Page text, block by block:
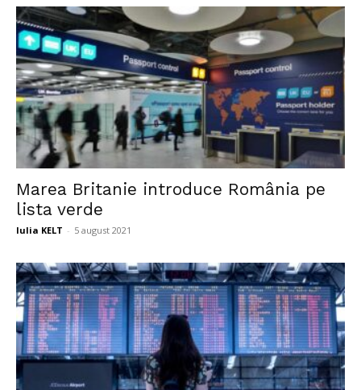
Marea Britanie introduce România pe
lista verde
Iulia KELT - 5 august 2021